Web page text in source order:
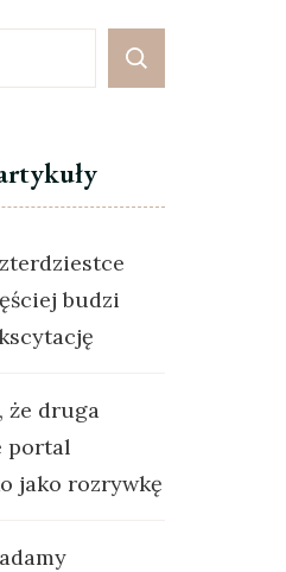
budzi
że druga
portal
jako rozrywkę